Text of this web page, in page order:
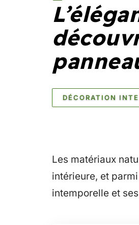
DÉCORATION
Les matériaux
intérieure, et
intemporelle et